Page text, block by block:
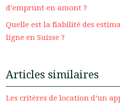
d’emprunt en amont ?
Quelle est la fiabilité des
ligne en Suisse ?
Articles similaires
Les critères de location d’un